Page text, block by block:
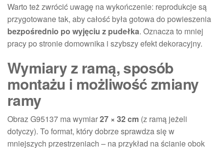
Warto też zwrócić uwagę na wykończenie: reprodukcje są
przygotowane tak, aby całość była gotowa do powieszenia
bezpośrednio po wyjęciu z pudełka. Oznacza to mniej
pracy po stronie domownika i szybszy efekt dekoracyjny.
Wymiary z ramą, sposób
montażu i możliwość zmiany
ramy
Obraz G95137 ma wymiar27 × 32 cm (z ramą jeżeli
dotyczy). To format, który dobrze sprawdza się w
mniejszych przestrzeniach – na przykład na ścianie obok